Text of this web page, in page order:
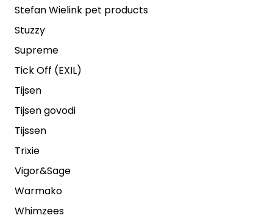
Stefan Wielink pet products
Stuzzy
Supreme
Tick Off (EXIL)
Tijsen
Tijsen govodi
Tijssen
Trixie
Vigor&Sage
Warmako
Whimzees